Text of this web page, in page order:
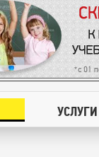
УСЛУГИ